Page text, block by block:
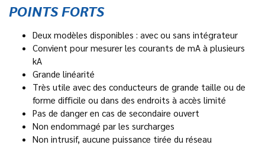
POINTS FORTS
Deux modèles disponibles : avec ou sans intégrateur
Convient pour mesurer les courants de mA à plusieurs
kA
Grande linéarité
Très utile avec des conducteurs de grande taille ou de
forme difficile ou dans des endroits à accès limité
Pas de danger en cas de secondaire ouvert
Non endommagé par les surcharges
Non intrusif, aucune puissance tirée du réseau